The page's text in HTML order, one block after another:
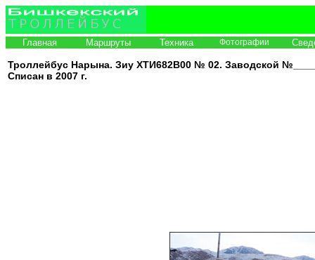
Главная Маршруты Техника Фотографии
Троллейбус Нарына. Зиу ХТИ682В00 № 02. Заводской
Списан в 2007 г.